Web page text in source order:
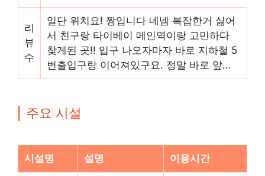
리
뷰
수
일단 위치요! 짱입니다 네넴 복잡한거 싫어
서 친구랑 타이베이 메인역이랑 고민하다
찾게된 곳!! 입구 나오자마자 바로 지하철 5
번출입구랑 이어져있구요. 정말 바로 앞…
주요 시설
시설명 설명 이용시간